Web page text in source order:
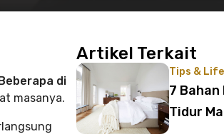
di
masanya.
Artikel Terkait
Tips &
7 Bahan
Tidur